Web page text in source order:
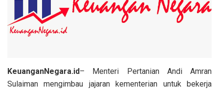
KeuanganNegara.id– Menteri Pertanian Andi Amran
Sulaiman mengimbau jajaran kementerian untuk bekerja